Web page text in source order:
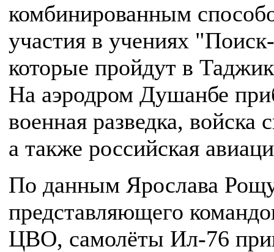
комбинированным
участия в учениях
которые пройдут в
На аэродром Душанбе
военная разведка, войска
а также российская
По данным Ярослава
представляющего
ЦВО, самолёты Ил-76